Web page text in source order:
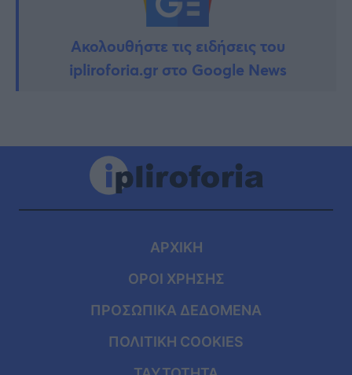
Ακολουθήστε τις ειδήσεις του
ipliroforia.gr στο Google News
ΑΡΧΙΚΗ
ΟΡΟΙ ΧΡΗΣΗΣ
ΠΡΟΣΩΠΙΚΑ ΔΕΔΟΜΕΝΑ
ΠΟΛΙΤΙΚΗ COOKIES